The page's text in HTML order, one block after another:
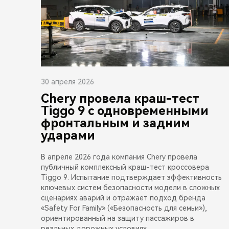
30 апреля 2026
Chery провела краш-тест
Tiggo 9 с одновременными
фронтальным и задним
ударами
В апреле 2026 года компания Chery провела
публичный комплексный краш-тест кроссовера
Tiggo 9. Испытание подтверждает эффективность
ключевых систем безопасности модели в сложных
сценариях аварий и отражает подход бренда
«Safety For Family» («Безопасность для семьи»),
ориентированный на защиту пассажиров в